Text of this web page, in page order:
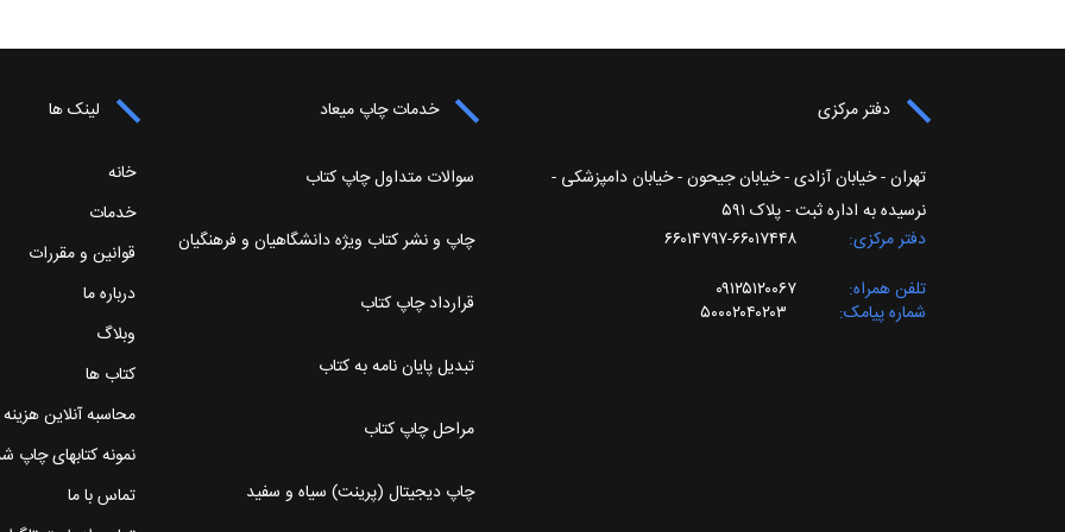
دفتر مرکزی
تهران - خیابان آزادی - خیابان جیحون - خیابان دامپزشکی -
نرسیده به اداره ثبت - پلاک ۵۹۱
دفتر مرکزی
۶۶۰۱۷۴۴۸-۶۶۰۱۴۷۹۷
تلفن همراه
۰۹۱۲۵۱۲۰۰۶۷
شماره پیامک
۵۰۰۰۲۰۴۰۲۰۳
خدمات چاپ میعاد
سوالات متداول چاپ کتاب
چاپ و نشر کتاب ویژه دانشگاهیان و فرهنگیان
قرارداد چاپ کتاب
تبدیل پایان نامه به کتاب
مراحل چاپ کتاب
چاپ دیجیتال (پرینت) سیاه و سفید
لینک ها
خانه
خدمات
قوانین و مقررات
درباره ما
وبلاگ
کتاب ها
محاسبه آنلاین
نمونه کتابهای چاپ
تماس با ما